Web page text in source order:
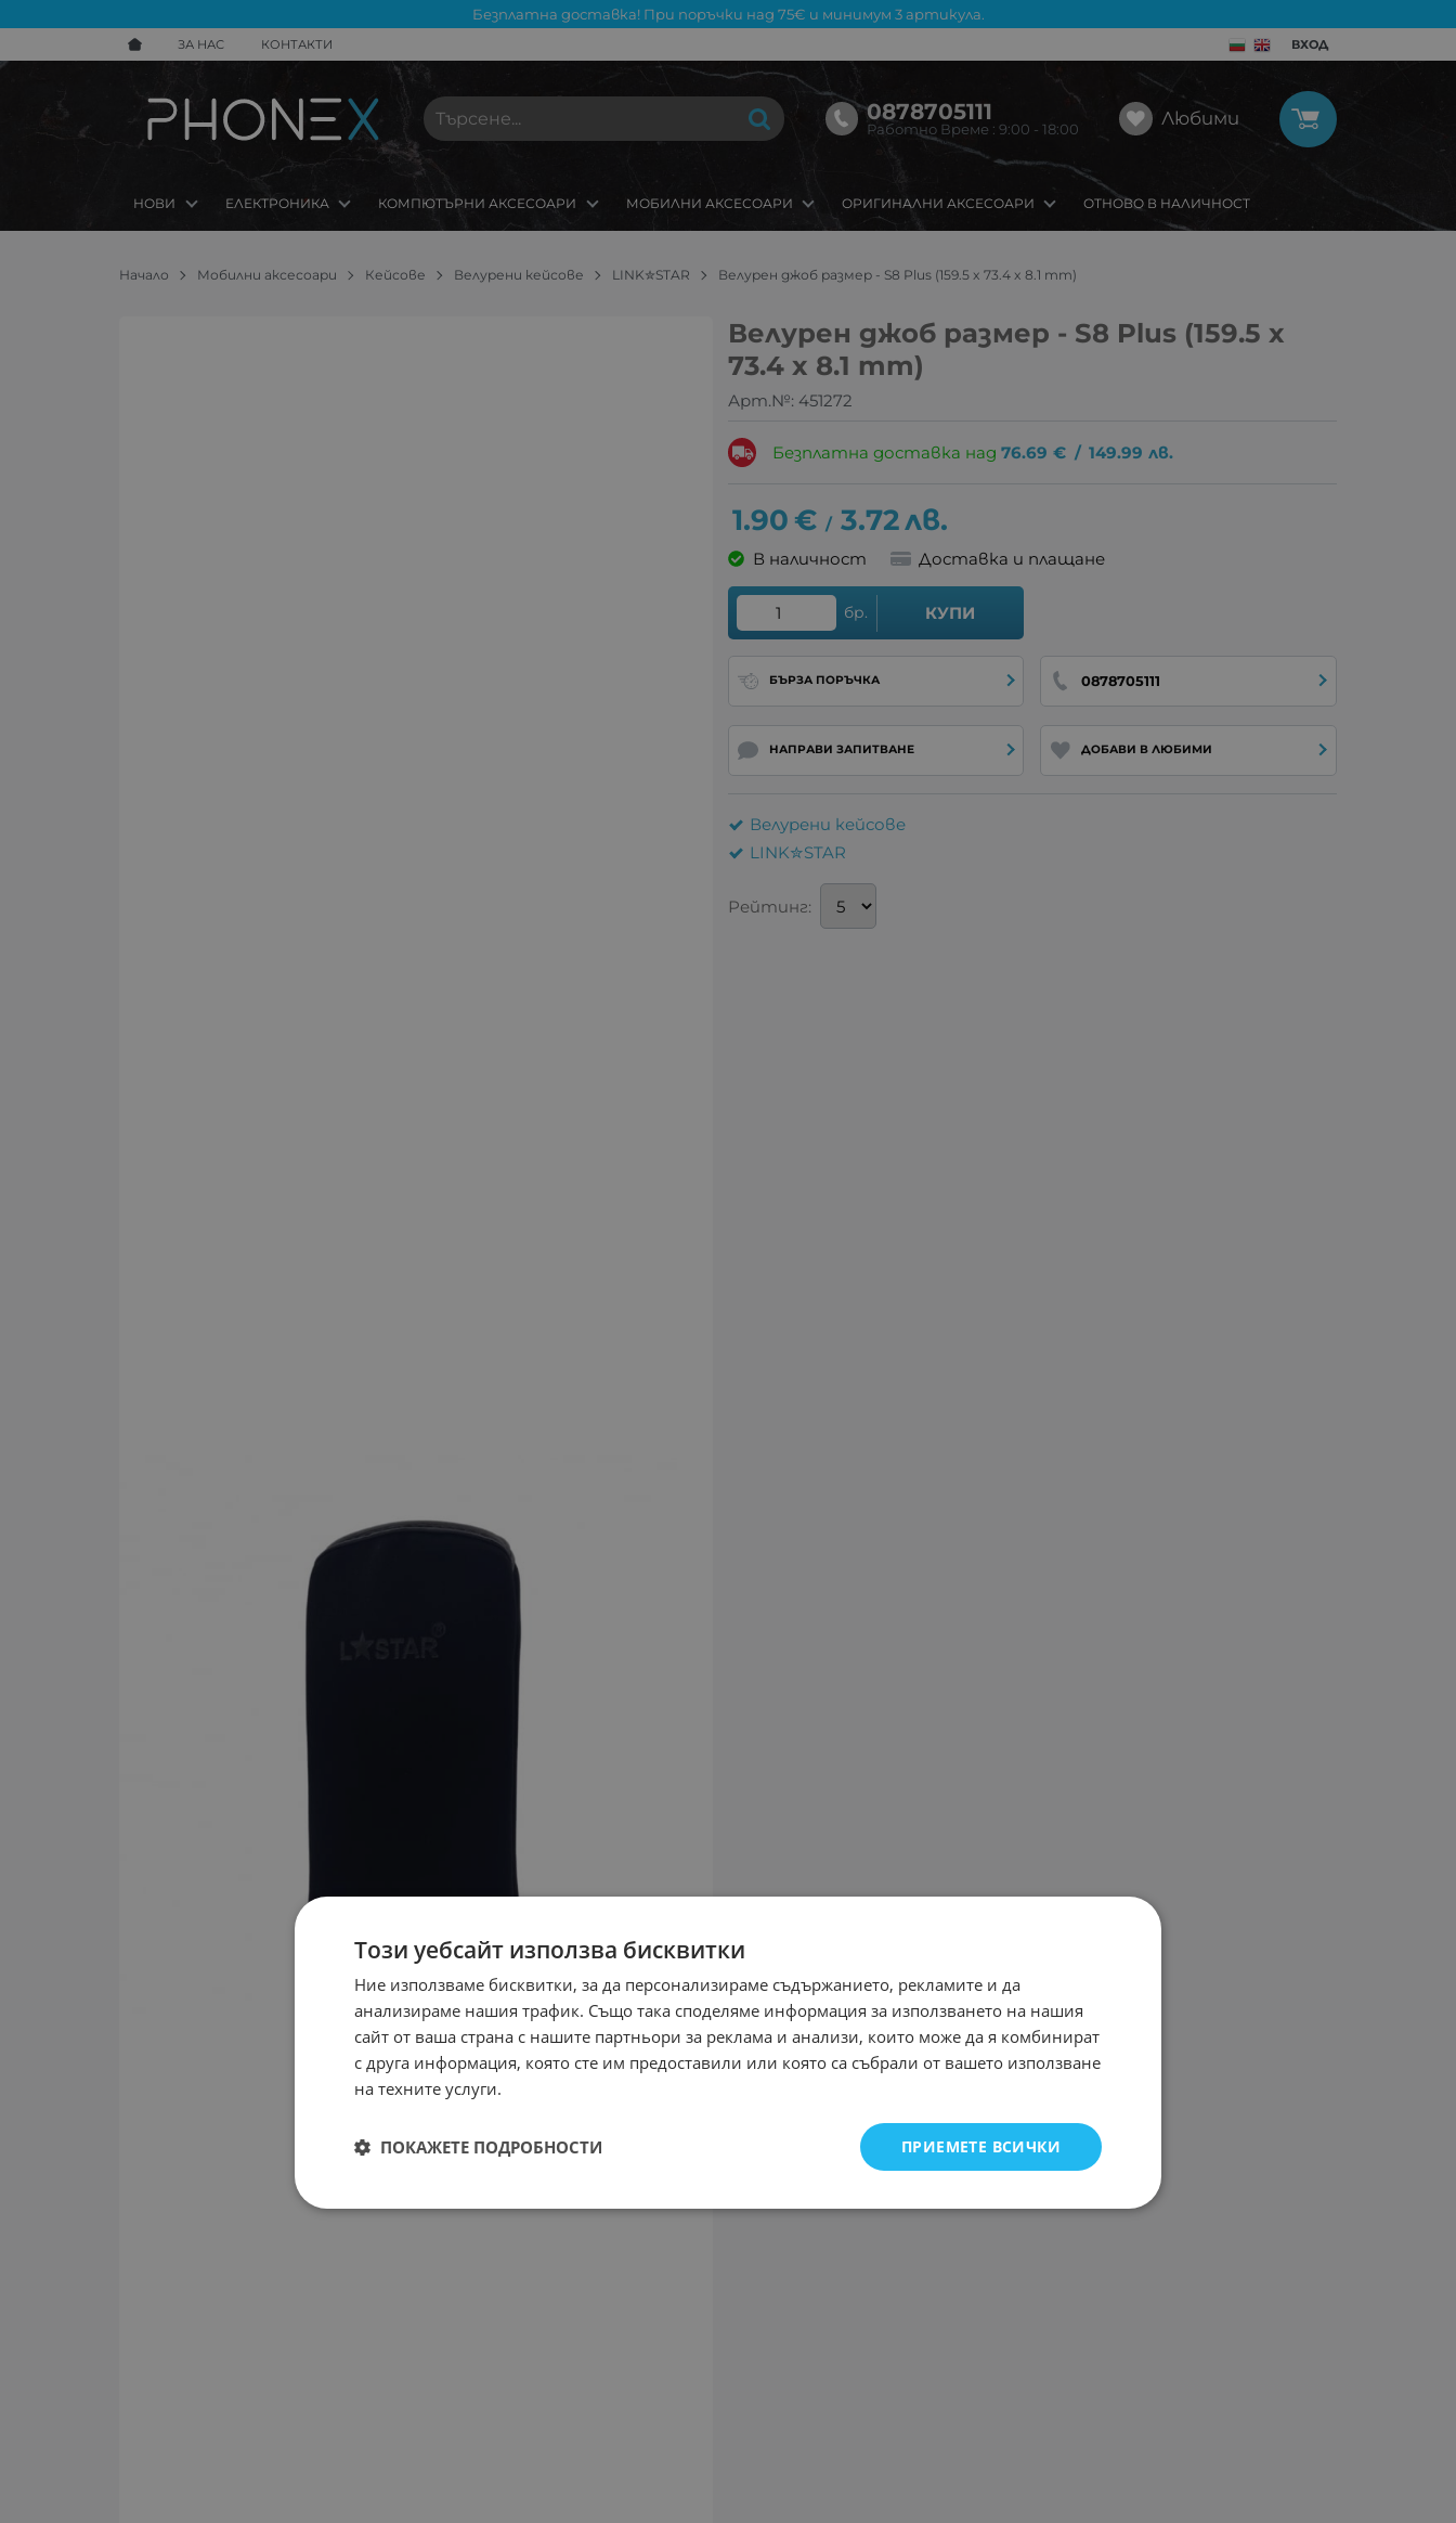
Безплатна доставка! При поръчки над 75€ и минимум 3 артикула.
ЗА НАС КОНТАКТИ ВХОД
0878705111
Работно Време : 9:00 - 18:00 Любими
НОВИ ЕЛЕКТРОНИКА КОМПЮТЪРНИ АКСЕСОАРИ МОБИЛНИ АКСЕСОАРИ ОРИГИНАЛНИ АКСЕСОАРИ ОТНОВО В НАЛИЧНОСТ
Начало Мобилни аксесоари Кейсове Велурени кейсове LINK✮STAR Велурен джоб размер - S8 Plus (159.5 x 73.4 x 8.1 mm)
Велурен джоб размер - S8 Plus (159.5 x
73.4 x 8.1 mm)
Арт.№: 451272
Безплатна доставка над76.69 € / 149.99 лв.
1.90 € / 3.72лв.
В наличност Доставка и плащане
бр. КУПИ
БЪРЗА ПОРЪЧКА 0878705111
НАПРАВИ ЗАПИТВАНЕ ДОБАВИ В ЛЮБИМИ
Велурени кейсове
LINK✮STAR
Рейтинг:
Този уебсайт използва бисквитки
Ние използваме бисквитки, за да персонализираме съдържанието, рекламите и да
анализираме нашия трафик. Също така споделяме информация за използването на нашия
сайт от ваша страна с нашите партньори за реклама и анализи, които може да я комбинират
с друга информация, която сте им предоставили или която са събрали от вашето използване
на техните услуги.
ПРИЕМЕТЕ ВСИЧКИ
ПОКАЖЕТЕ ПОДРОБНОСТИ